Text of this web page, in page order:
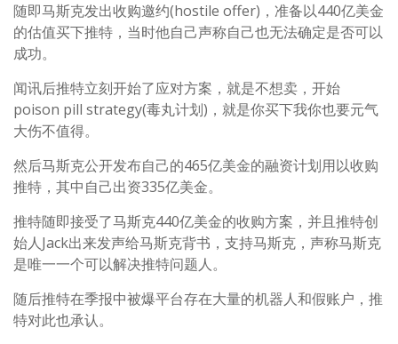
随即马斯克发出收购邀约(hostile offer)，准备以440亿美金
的估值买下推特，当时他自己声称自己也无法确定是否可以
成功。
闻讯后推特立刻开始了应对方案，就是不想卖，开始
poison pill strategy(毒丸计划)，就是你买下我你也要元气
大伤不值得。
然后马斯克公开发布自己的465亿美金的融资计划用以收购
推特，其中自己出资335亿美金。
推特随即接受了马斯克440亿美金的收购方案，并且推特创
始人Jack出来发声给马斯克背书，支持马斯克，声称马斯克
是唯一一个可以解决推特问题人。
随后推特在季报中被爆平台存在大量的机器人和假账户，推
特对此也承认。